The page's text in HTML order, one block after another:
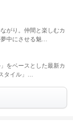
がり。仲間と楽しむカ
夢中にさせる魅…
をベースとした最新カ
タイル」…